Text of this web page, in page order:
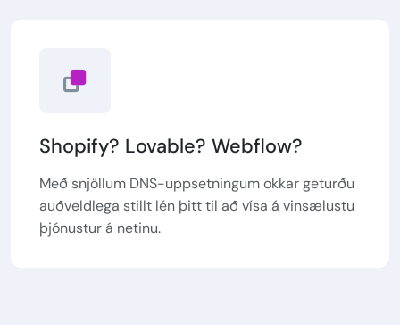
Shopify? Lovable? Webflow?
Með snjöllum DNS-uppsetningum okkar geturðu
auðveldlega stillt lén þitt til að vísa á vinsælustu
þjónustur á netinu.